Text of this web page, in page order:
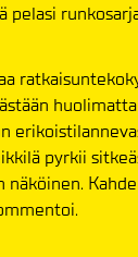
pelasi
pyrkii